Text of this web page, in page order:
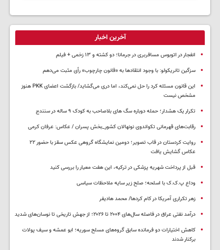
آخرین اخبار
انفجار در اتوبوس مسافربری در جرمانا؛ دو کشته و ۱۳ زخمی + فیلم
سزگین تانریکولو: با وجود انتقادها به «قانون چارچوب» رأی مثبت می‌دهم
این قانون مسئله کرد را حل نمی‌کند، اما دری می‌گشاید/ بازگشت اعضای PKK هنوز
مشخص نیست
تکرار یک هشدار؛ حمله دوباره سگ های بلاصاحب به کودک ۹ ساله در سنندج
رقابت‌های قهرمانی تکواندوی نونهالان کشور_بخش پسران / عکاس: عرفان کرمی
روایت کردستان در قاب تصویر؛ دومین نمایشگاه گروهی عکس سقز با حضور ۲۲
عکاس گشایش یافت
قبل از پرداخت شهریه پزشکی در ترکیه، این هفت معیار را بررسی کنید
وداع پ.ک.ک با اسلحه؛ صلح زیر سایه ملاحظات سیاسی
زهر تکراری آمریکا در کام کردها/ محمد هادیفر
درآمد نفتی عراق در فاصله سال‌های ۲۰۰۴ تا ۲۰۲۶؛ از جهش تاریخی تا نوسان‌های شدید
کاهش اختیارات دو فرمانده سابق گروه‌های مسلح سوریه؛ ابو عمشه و سیف پولات
برکنار شدند